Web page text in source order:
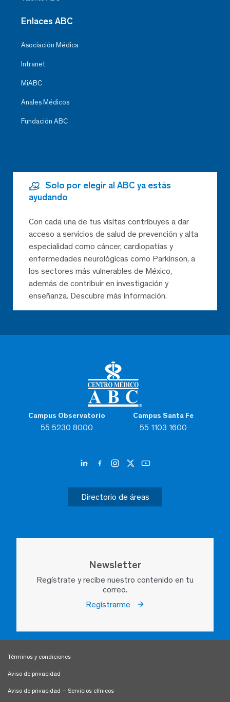
Campus Observatorio
55 5230 8000
Campus Santa Fe
55 1103 1600
Directorio de áreas
Newsletter
Regístrate y recibe nuestro contenido en tu
correo.
Registrarme
Enlaces ABC
Asociación Médica
Intranet
MiABC
Anales Médicos
Fundación ABC
Solo por elegir al ABC ya estás
ayudando
Con cada una de tus visitas contribuyes a dar
acceso a servicios de salud de prevención y alta
especialidad como cáncer, cardiopatías y
enfermedades neurológicas como Parkinson, a
los sectores más vulnerables de México,
además de contribuir en investigación y
enseñanza. Descubre más información.
Términos y condiciones
Aviso de privacidad
Aviso de privacidad – Servicios clínicos